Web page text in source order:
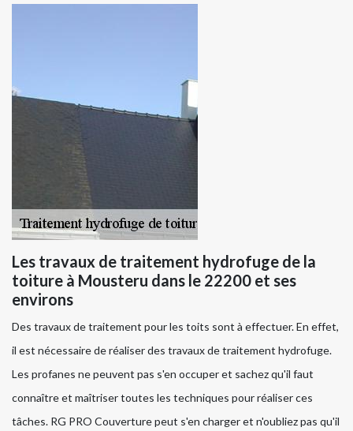
Les travaux de traitement hydrofuge de la
toiture à Mousteru dans le 22200 et ses
environs
Des travaux de traitement pour les toits sont à effectuer. En effet,
il est nécessaire de réaliser des travaux de traitement hydrofuge.
Les profanes ne peuvent pas s'en occuper et sachez qu'il faut
connaître et maîtriser toutes les techniques pour réaliser ces
tâches. RG PRO Couverture peut s'en charger et n'oubliez pas qu'il